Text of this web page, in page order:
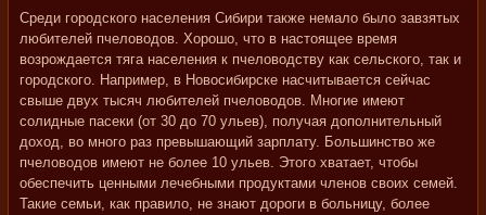
Среди городского населения Сибири также немало было завзятых
любителей пчеловодов. Хорошо, что в настоящее время
возрождается тяга населения к пчеловодству как сельского, так и
городского. Например, в Новосибирске насчитывается сейчас
свыше двух тысяч любителей пчеловодов. Многие имеют
солидные пасеки (от 30 до 70 ульев), получая дополнительный
доход, во много раз превышающий зарплату. Большинство же
пчеловодов имеют не более 10 ульев. Этого хватает, чтобы
обеспечить ценными лечебными продуктами членов своих семей.
Такие семьи, как правило, не знают дороги в больницу, более